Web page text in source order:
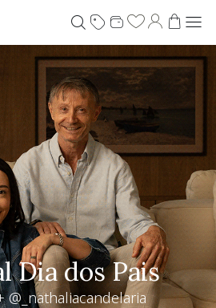
Dia dos Pais
@_nathaliacandelaria